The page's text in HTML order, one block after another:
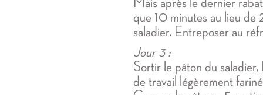
que 10 minutes au lieu de
saladier. Entreposer au
Jour 3 :
Sortir le pâton du
de travail légèrement